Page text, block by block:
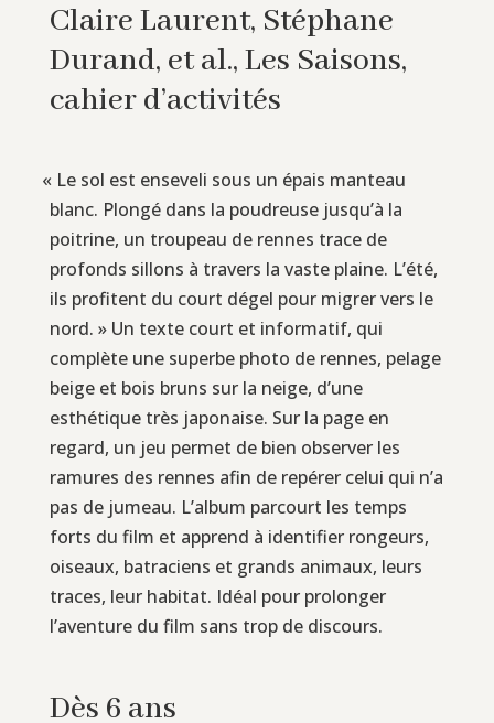
Claire Laurent, Stéphane
Durand, et al., Les Saisons,
cahier d’activités
« Le sol est enseveli sous un épais manteau
blanc. Plongé dans la poudreuse jusqu’à la
poitrine, un troupeau de rennes trace de
profonds sillons à travers la vaste plaine. L’été,
ils profitent du court dégel pour migrer vers le
nord. » Un texte court et informatif, qui
complète une superbe photo de rennes, pelage
beige et bois bruns sur la neige, d’une
esthétique très japonaise. Sur la page en
regard, un jeu permet de bien observer les
ramures des rennes afin de repérer celui qui n’a
pas de jumeau. L’album parcourt les temps
forts du film et apprend à identifier rongeurs,
oiseaux, batraciens et grands animaux, leurs
traces, leur habitat. Idéal pour prolonger
l’aventure du film sans trop de discours.
Dès 6 ans